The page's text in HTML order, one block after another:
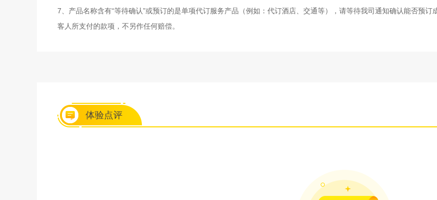
7、产品名称含有“等待确认”或预订的是单项代订服务产品（例如：代订酒店、交通等），请等待我司通知确认能否预
客人所支付的款项，不另作任何赔偿。
体验点评